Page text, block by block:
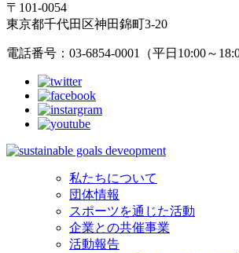
〒101-0054
東京都千代田区神田錦町3-20
電話番号：03-6854-0001（平日10:00～
私たちについて
団体情報
スポーツを通じた活動
企業との共催事業
活動報告